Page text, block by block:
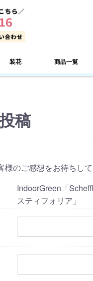
装花 商品一覧
稿
様のご感想をお待ちし
IndoorGreen「
スティフォリア」